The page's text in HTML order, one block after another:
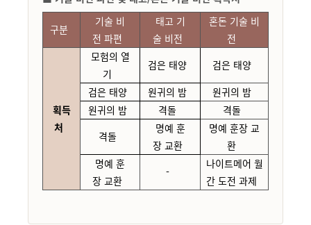
구분
기술 비
전 파편
태고 기
술 비전
혼돈 기술 비
전
획득
처
모험의 열
기
검은 태양 검은 태양
검은 태양 원귀의 밤 원귀의 밤
원귀의 밤 격돌
격돌
격돌
명예 훈
장 교환
명예 훈장 교
환
명예 훈
장 교환
-
나이트메어 월
간 도전 과제